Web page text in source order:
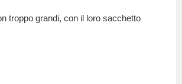
troppo grandi, con il loro sacchetto